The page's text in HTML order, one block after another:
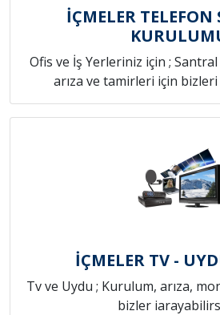
İÇMELER
Ofis ve İş Yerleriniz için ;
arıza ve tamirleri için
İÇMELER TV -
Tv ve Uydu ; Kurulum, arıza,
bizler